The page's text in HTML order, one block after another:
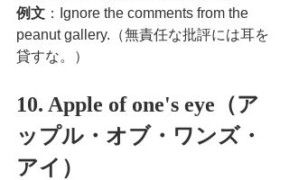
例文 ：Ignore the comments from the
peanut gallery.（無責任な批評には耳を
貸すな。）
10. Apple of one's eye（ア
ップル・オブ・ワンズ・
アイ）